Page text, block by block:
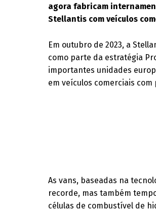
agora fabricam
Stellantis com veículos
Em outubro de 2023, a
como parte da estratégia
importantes unidades
em veículos comerciais
As vans, baseadas na
recorde, mas também
células de combustível de